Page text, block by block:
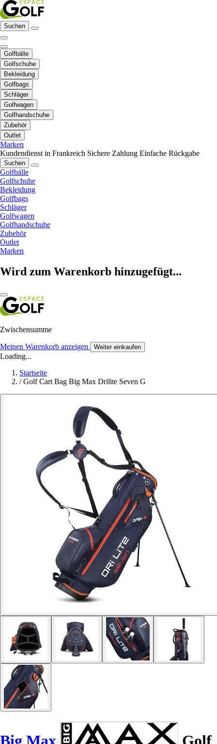
Suchen
Golfbälle
Golfschuhe
Bekleidung
Golfbags
Schläger
Golfwagen
Golfhandschuhe
Zubehör
Outlet
Marken
Kundendienst in Frankreich Sichere Zahlung Einfache Rückgabe
Suchen
Golfbälle
Golfschuhe
Bekleidung
Golfbags
Schläger
Golfwagen
Golfhandschuhe
Zubehör
Outlet
Marken
Wird zum Warenkorb hinzugefügt...
Zwischensumme
Meinen Warenkorb anzeigen Weiter einkaufen
Loading...
Startseite
/ Golf Cart Bag Big Max Drilite Seven G